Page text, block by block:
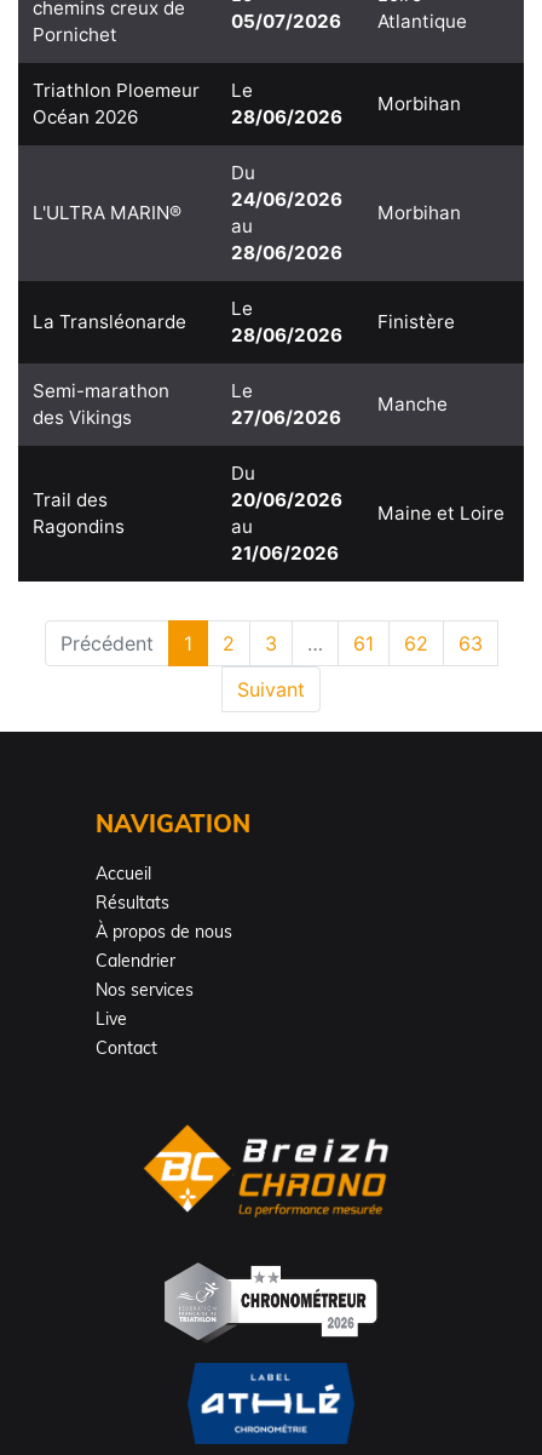
chemins creux de
Pornichet
05/07/2026
Atlantique
Triathlon Ploemeur
Océan 2026
Le
28/06/2026
Morbihan
L'ULTRA MARIN®
Du
24/06/2026
au
28/06/2026
Morbihan
La Transléonarde
Le
28/06/2026
Finistère
Semi-marathon
des Vikings
Le
27/06/2026
Manche
Trail des
Ragondins
Du
20/06/2026
au
21/06/2026
Maine et Loire
Précédent 1 2 3 … 61 62
63
Suivant
NAVIGATION
Accueil
Résultats
À propos de nous
Calendrier
Nos services
Live
Contact